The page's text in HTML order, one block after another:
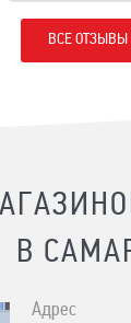
ВСЕ ОТЗЫВЫ
В
Адрес